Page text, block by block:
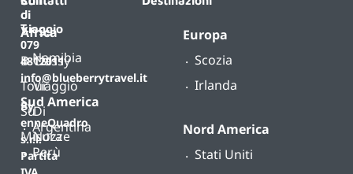
T.
079
4812011
info@blueberrytravel.it
By
enneQuadro
s.r.l.
Partita
Africa
Namibia
Sud America
Argentina
Perù
Europa
Scozia
Irlanda
Nord America
Stati Uniti
di
viaggio
B-
Tour
Su
Misura
Classy
Viaggio
Di
Nozze